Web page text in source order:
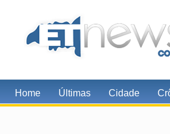
Home Últimas Cidade